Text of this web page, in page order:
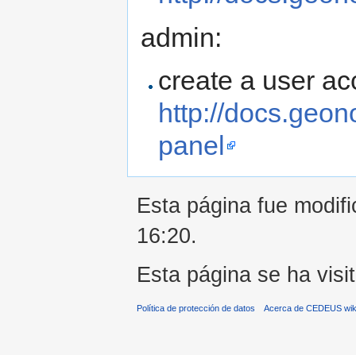
admin:
create a user
http://
panel
Esta página fue
16:20.
Esta página se ha
Política de protección de datos Acerca de CEDEUS